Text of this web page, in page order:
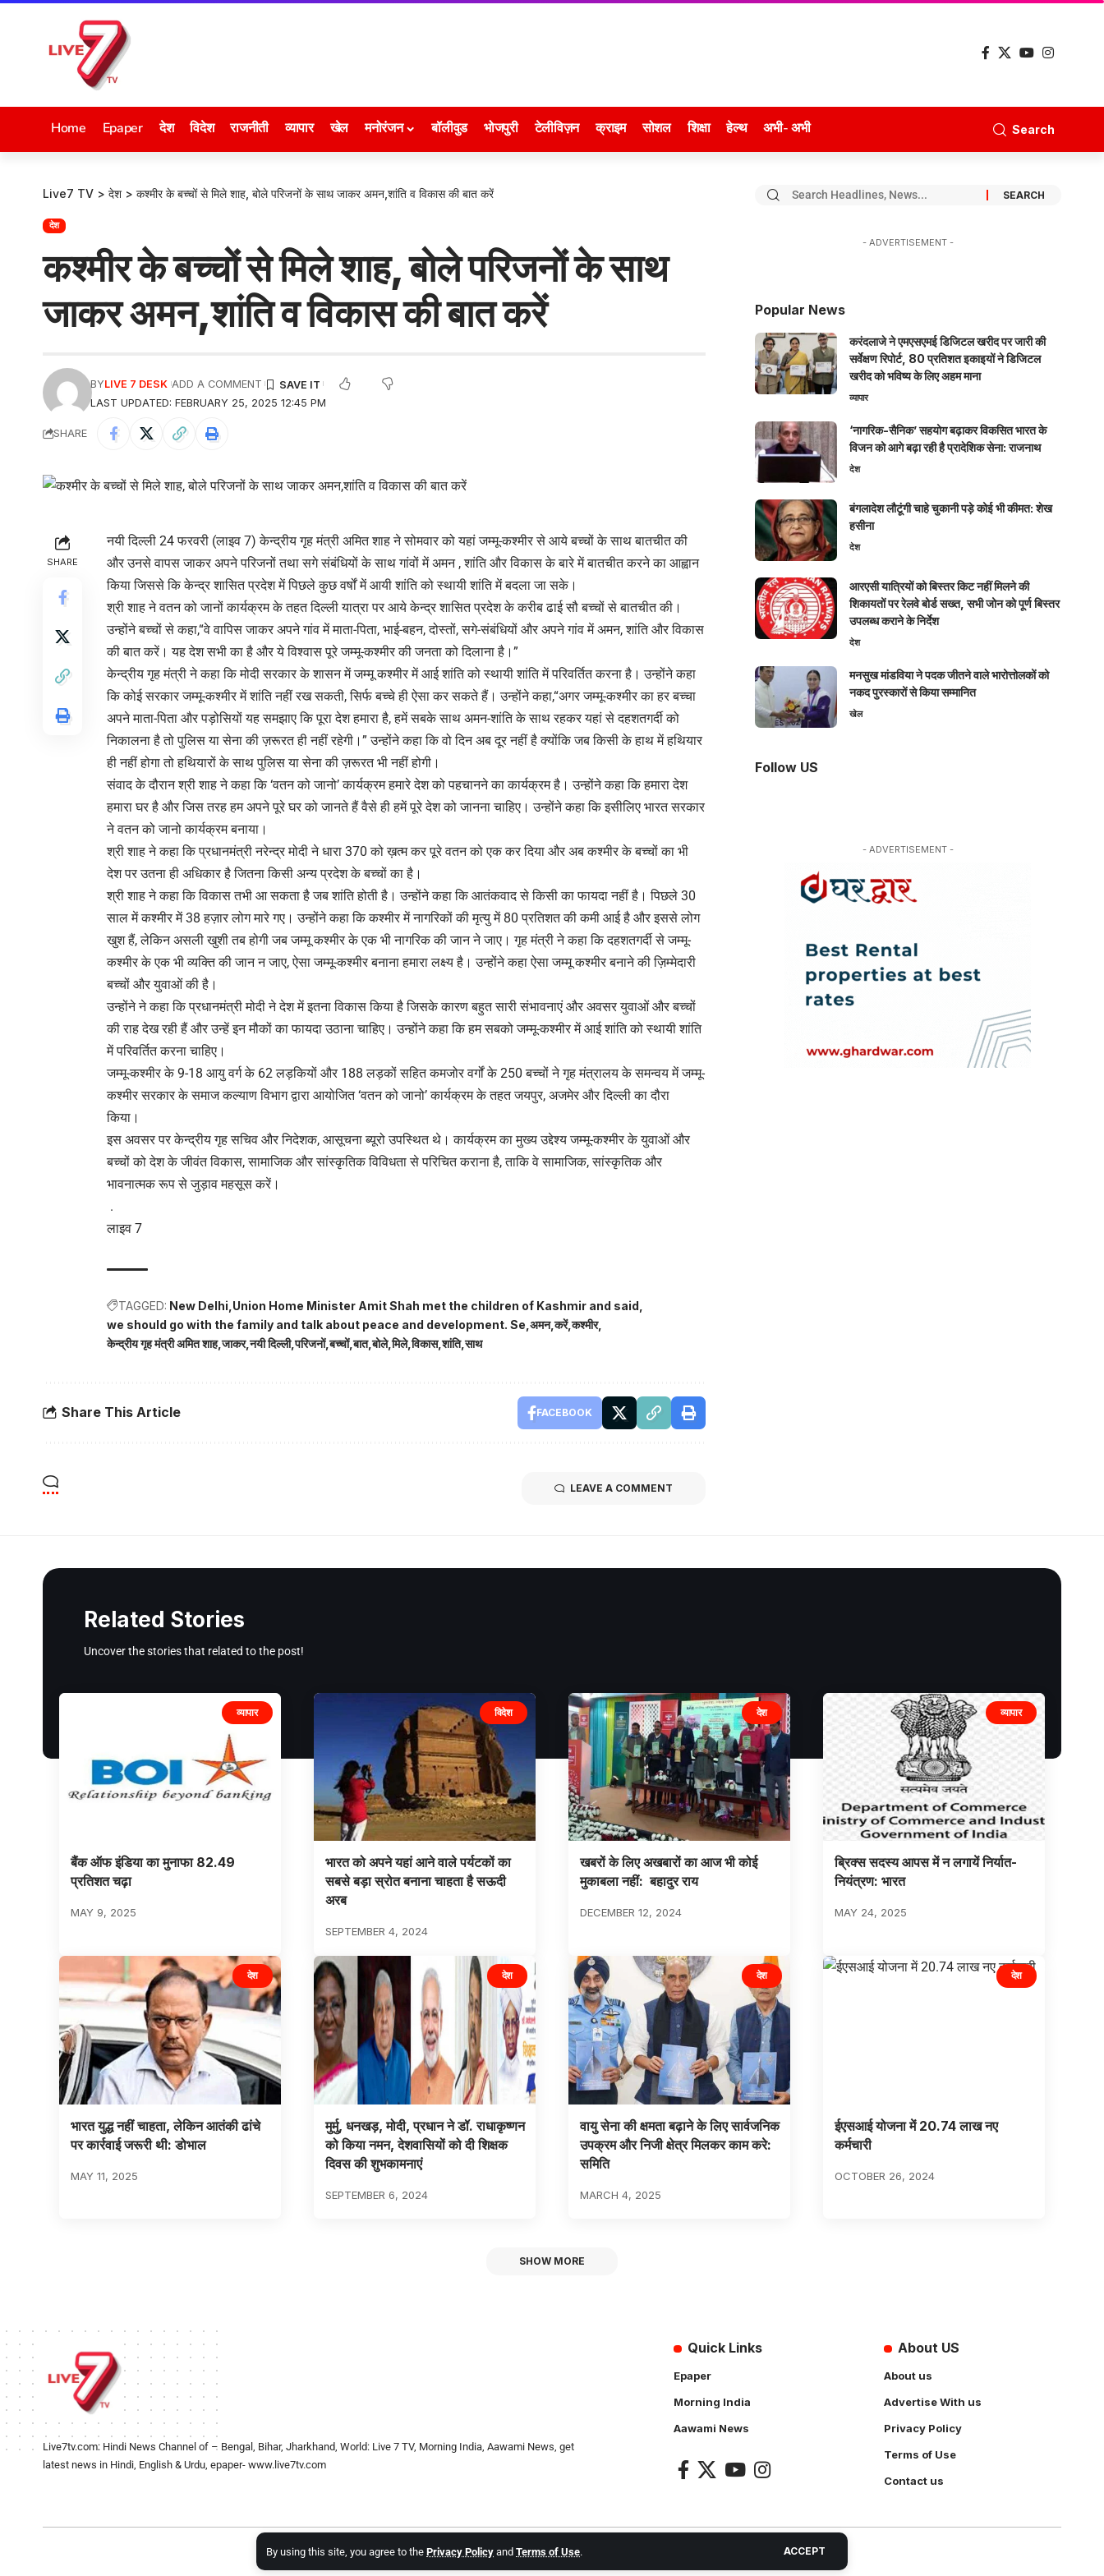
By using this site, you agree to the Privacy Policy and Terms of Use. ACCEPT
Home Epaper देश विदेश राजनीती व्यापार खेल मनोरंजन बॉलीवुड भोजपुरी टेलीविज़न क्राइम सोशल शिक्षा हेल्थ अभी- अभी Search
Live7 TV > देश > कश्मीर के बच्चों से मिले शाह, बोले परिजनों के साथ जाकर अमन,शांति व विकास की बात करें
देश
कश्मीर के बच्चों से मिले शाह, बोले परिजनों के साथ
जाकर अमन,शांति व विकास की बात करें
LAST UPDATED: FEBRUARY 25, 2025 12:45 PM
BYLIVE 7 DESK ADD A COMMENT
SHARE
SHARE
नयी दिल्ली 24 फरवरी (लाइव 7) केन्द्रीय गृह मंत्री अमित शाह ने सोमवार को यहां जम्मू-कश्मीर से आये बच्चों के साथ बातचीत की
और उनसे वापस जाकर अपने परिजनों तथा सगे संबंधियों के साथ गांवों में अमन , शांति और विकास के बारे में बातचीत करने का आह्वान
किया जिससे कि केन्द्र शासित प्रदेश में पिछले कुछ वर्षों में आयी शांति को स्थायी शांति में बदला जा सके।
श्री शाह ने वतन को जानों कार्यक्रम के तहत दिल्ली यात्रा पर आये केन्द्र शासित प्रदेश के करीब ढाई सौ बच्चों से बातचीत की।
उन्होंने बच्चों से कहा,“वे वापिस जाकर अपने गांव में माता-पिता, भाई-बहन, दोस्तों, सगे-संबंधियों और अपने गांव में अमन, शांति और विकास
की बात करें। यह देश सभी का है और ये विश्वास पूरे जम्मू-कश्मीर की जनता को दिलाना है।”
केन्द्रीय गृह मंत्री ने कहा कि मोदी सरकार के शासन में जम्मू कश्मीर में आई शांति को स्थायी शांति में परिवर्तित करना है। उन्होंने कहा
कि कोई सरकार जम्मू-कश्मीर में शांति नहीं रख सकती, सिर्फ बच्चे ही ऐसा कर सकते हैं। उन्होंने कहा,“अगर जम्मू-कश्मीर का हर बच्चा
अपने माता-पिता और पड़ोसियों यह समझाए कि पूरा देश हमारा है, हमें सबके साथ अमन-शांति के साथ रहकर यहां से दहशतगर्दी को
निकालना है तो पुलिस या सेना की ज़रूरत ही नहीं रहेगी।” उन्होंने कहा कि वो दिन अब दूर नहीं है क्योंकि जब किसी के हाथ में हथियार
ही नहीं होगा तो हथियारों के साथ पुलिस या सेना की ज़रूरत भी नहीं होगी।
संवाद के दौरान श्री शाह ने कहा कि ‘वतन को जानो’ कार्यक्रम हमारे देश को पहचानने का कार्यक्रम है। उन्होंने कहा कि हमारा देश
हमारा घर है और जिस तरह हम अपने पूरे घर को जानते हैं वैसे ही हमें पूरे देश को जानना चाहिए। उन्होंने कहा कि इसीलिए भारत सरकार
ने वतन को जानो कार्यक्रम बनाया।
श्री शाह ने कहा कि प्रधानमंत्री नरेन्द्र मोदी ने धारा 370 को ख़त्म कर पूरे वतन को एक कर दिया और अब कश्मीर के बच्चों का भी
देश पर उतना ही अधिकार है जितना किसी अन्य प्रदेश के बच्चों का है।
श्री शाह ने कहा कि विकास तभी आ सकता है जब शांति होती है। उन्होंने कहा कि आतंकवाद से किसी का फायदा नहीं है। पिछले 30
साल में कश्मीर में 38 हज़ार लोग मारे गए। उन्होंने कहा कि कश्मीर में नागरिकों की मृत्यु में 80 प्रतिशत की कमी आई है और इससे लोग
खुश हैं, लेकिन असली खुशी तब होगी जब जम्मू कश्मीर के एक भी नागरिक की जान ने जाए। गृह मंत्री ने कहा कि दहशतगर्दी से जम्मू-
कश्मीर के एक भी व्यक्ति की जान न जाए, ऐसा जम्मू-कश्मीर बनाना हमारा लक्ष्य है। उन्होंने कहा ऐसा जम्मू कश्मीर बनाने की ज़िम्मेदारी
बच्चों और युवाओं की है।
उन्होंने ने कहा कि प्रधानमंत्री मोदी ने देश में इतना विकास किया है जिसके कारण बहुत सारी संभावनाएं और अवसर युवाओं और बच्चों
की राह देख रही हैं और उन्हें इन मौकों का फायदा उठाना चाहिए। उन्होंने कहा कि हम सबको जम्मू-कश्मीर में आई शांति को स्थायी शांति
में परिवर्तित करना चाहिए।
जम्मू-कश्मीर के 9-18 आयु वर्ग के 62 लड़कियों और 188 लड़कों सहित कमजोर वर्गों के 250 बच्चों ने गृह मंत्रालय के समन्वय में जम्मू-
कश्मीर सरकार के समाज कल्याण विभाग द्वारा आयोजित ‘वतन को जानो’ कार्यक्रम के तहत जयपुर, अजमेर और दिल्ली का दौरा
किया।
इस अवसर पर केन्द्रीय गृह सचिव और निदेशक, आसूचना ब्यूरो उपस्थित थे। कार्यक्रम का मुख्य उद्देश्य जम्मू-कश्मीर के युवाओं और
बच्चों को देश के जीवंत विकास, सामाजिक और सांस्कृतिक विविधता से परिचित कराना है, ताकि वे सामाजिक, सांस्कृतिक और
भावनात्मक रूप से जुड़ाव महसूस करें।
.
लाइव 7
TAGGED: New Delhi Union Home Minister Amit Shah met the children of Kashmir and said
we should go with the family and talk about peace and development. Se अमन करें कश्मीर
केन्द्रीय गृह मंत्री अमित शाह जाकर नयी दिल्ली परिजनों बच्चों बात बोले मिले विकास शांति साथ
Share This Article FACEBOOK
LEAVE A COMMENT
- ADVERTISEMENT -
Popular News
करंदलाजे ने एमएसएमई डिजिटल खरीद पर जारी की
सर्वेक्षण रिपोर्ट, 80 प्रतिशत इकाइयों ने डिजिटल
खरीद को भविष्य के लिए अहम माना
व्यापार
‘नागरिक-सैनिक’ सहयोग बढ़ाकर विकसित भारत के
विजन को आगे बढ़ा रही है प्रादेशिक सेना: राजनाथ
देश
बंगलादेश लौटूंगी चाहे चुकानी पड़े कोई भी कीमत: शेख
हसीना
देश
आरएसी यात्रियों को बिस्तर किट नहीं मिलने की
शिकायतों पर रेलवे बोर्ड सख्त, सभी जोन को पूर्ण बिस्तर
उपलब्ध कराने के निर्देश
देश
मनसुख मांडविया ने पदक जीतने वाले भारोत्तोलकों को
नकद पुरस्कारों से किया सम्मानित
खेल
Follow US
- ADVERTISEMENT -
Related Stories
Uncover the stories that related to the post!
व्यापार
बैंक ऑफ इंडिया का मुनाफा 82.49
प्रतिशत चढ़ा
MAY 9, 2025
विदेश
भारत को अपने यहां आने वाले पर्यटकों का
सबसे बड़ा स्रोत बनाना चाहता है सऊदी
अरब
SEPTEMBER 4, 2024
देश
खबरों के लिए अखबारों का आज भी कोई
मुकाबला नहीं: बहादुर राय
DECEMBER 12, 2024
व्यापार
ब्रिक्स सदस्य आपस में न लगायें निर्यात-
नियंत्रण: भारत
MAY 24, 2025
देश
भारत युद्ध नहीं चाहता, लेकिन आतंकी ढांचे
पर कार्रवाई जरूरी थी: डोभाल
MAY 11, 2025
देश
मुर्मु, धनखड़, मोदी, प्रधान ने डॉ. राधाकृष्णन
को किया नमन, देशवासियों को दी शिक्षक
दिवस की शुभकामनाएं
SEPTEMBER 6, 2024
देश
वायु सेना की क्षमता बढ़ाने के लिए सार्वजनिक
उपक्रम और निजी क्षेत्र मिलकर काम करे:
समिति
MARCH 4, 2025
देश
ईएसआई योजना में 20.74 लाख नए
कर्मचारी
OCTOBER 26, 2024
SHOW MORE
Live7tv.com: Hindi News Channel of – Bengal, Bihar, Jharkhand, World: Live 7 TV, Morning India, Aawami News, get
latest news in Hindi, English & Urdu, epaper- www.live7tv.com
Quick Links
Epaper
Morning India
Aawami News
About US
About us
Advertise With us
Privacy Policy
Terms of Use
Contact us
2024- All Rights Reserved.Live 7 tv. Website Created by and Maintanance by